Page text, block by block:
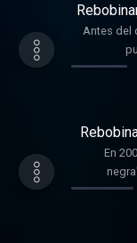
Antes del
En
globales